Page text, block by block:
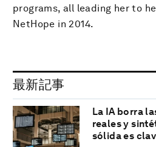
programs, all leading her to
NetHope in 2014.
最新記事
La IA borra
reales y
sólida es